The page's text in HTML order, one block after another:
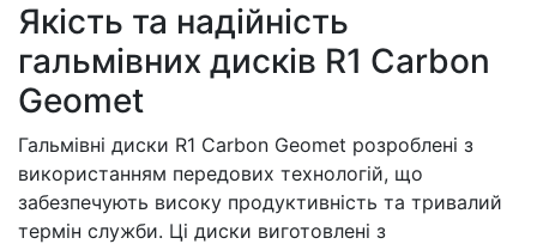
Якість та надійність
гальмівних дисків R1 Carbon
Geomet
Гальмівні диски R1 Carbon Geomet розроблені з
використанням передових технологій, що
забезпечують високу продуктивність та тривалий
термін служби. Ці диски виготовлені з